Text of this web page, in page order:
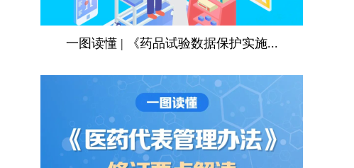
一图读懂 | 《药品试验数据保护实施...